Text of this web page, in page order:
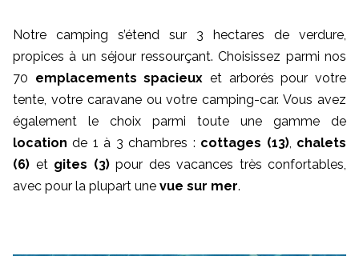
Notre camping s’étend sur 3 hectares de verdure,
propices à un séjour ressourçant. Choisissez parmi nos
70 emplacements spacieux et arborés pour votre
tente, votre caravane ou votre camping-car. Vous avez
également le choix parmi toute une gamme de
location de 1 à 3 chambres : cottages (13), chalets
(6) etgites (3)pour des vacances très confortables,
avec pour la plupart une vue sur mer.